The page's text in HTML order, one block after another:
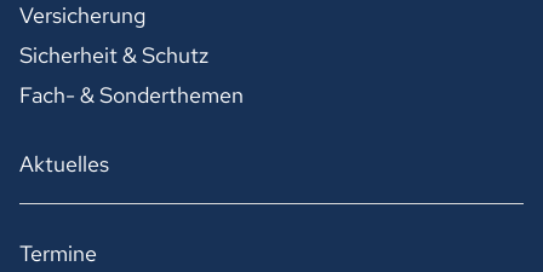
Versicherung
Sicherheit & Schutz
Fach- & Sonderthemen
Aktuelles
Termine